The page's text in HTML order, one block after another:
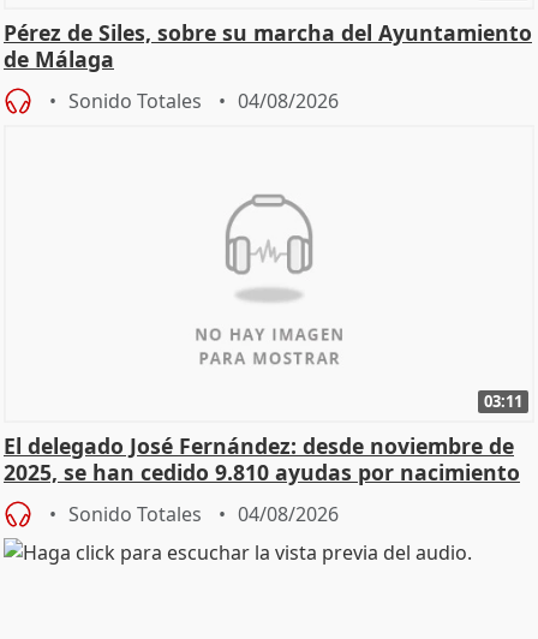
Pérez de Siles, sobre su marcha del Ayuntamiento
de Málaga
Sonido Totales 04/08/2026
03:11
El delegado José Fernández: desde noviembre de
2025, se han cedido 9.810 ayudas por nacimiento
Sonido Totales 04/08/2026